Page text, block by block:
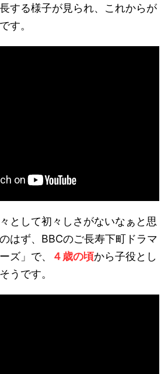
する様子が見られ、これからが
す。
として初々しさがないなぁと思
はず、BBCのご長寿下町ドラマ
ズ」で、
４歳の頃から子役とし
うです。